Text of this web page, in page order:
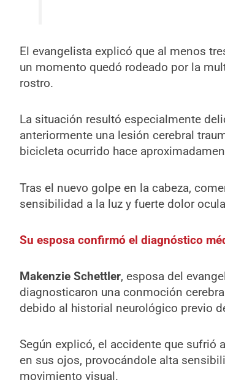
El evangelista explicó que al menos
un momento quedó rodeado por la
rostro.
La situación resultó especialmente
anteriormente una lesión cerebral
bicicleta ocurrido hace
Tras el nuevo golpe en la cabeza,
sensibilidad a la luz y fuerte dolor
Su esposa confirmó el diagnóstico
Makenzie Schettler, esposa del
diagnosticaron una conmoción
debido al historial neurológico previo
Según explicó, el accidente que sufrió
en sus ojos, provocándole alta
movimiento visual.